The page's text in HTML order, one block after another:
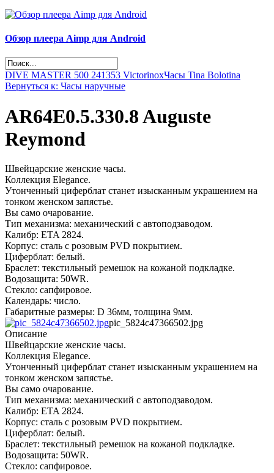
Обзор плеера Aimp для Android
DIVE MASTER 500 241353 VictorinoxЧасы Tina Bolotina
Вернуться к: Часы наручные
AR64E0.5.330.8 Auguste
Reymond
Швейцарские женские часы.
Коллекция Elegance.
Утонченный циферблат станет изысканным украшением на
тонком женском запястье.
Вы само очарование.
Тип механизма: механический с автоподзаводом.
Калибр: ETA 2824.
Корпус: сталь с розовым PVD покрытием.
Циферблат: белый.
Браслет: текстильный ремешок на кожаной подкладке.
Водозащита: 50WR.
Стекло: сапфировое.
Календарь: число.
Габаритные размеры: D 36мм, толщина 9мм.
pic_5824c47366502.jpg
Описание
Швейцарские женские часы.
Коллекция Elegance.
Утонченный циферблат станет изысканным украшением на
тонком женском запястье.
Вы само очарование.
Тип механизма: механический с автоподзаводом.
Калибр: ETA 2824.
Корпус: сталь с розовым PVD покрытием.
Циферблат: белый.
Браслет: текстильный ремешок на кожаной подкладке.
Водозащита: 50WR.
Стекло: сапфировое.